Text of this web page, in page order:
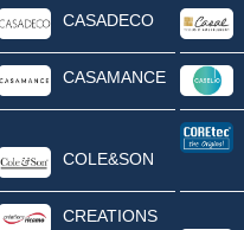
CASADECO
CASAMANCE
COLE&SON
CREATIONS